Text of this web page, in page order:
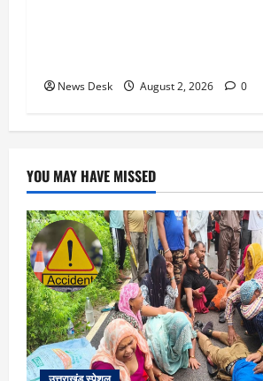
News Desk August 2, 2026 0
YOU MAY HAVE MISSED